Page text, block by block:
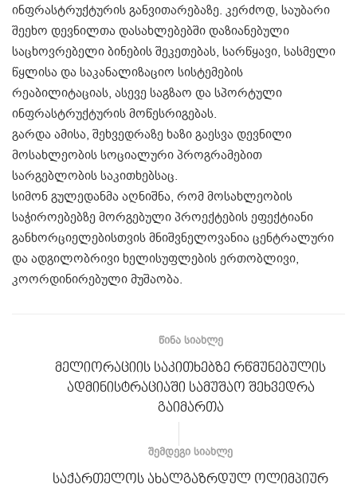
ინფრასტრუქტურის განვითარებაზე. კერძოდ, საუბარი
შეეხო დევნილთა დასახლებებში დაზიანებული
საცხოვრებელი ბინების შეკეთებას, სარწყავი, სასმელი
წყლისა და საკანალიზაციო სისტემების
რეაბილიტაციას, ასევე საგზაო და სპორტული
ინფრასტრუქტურის მოწესრიგებას.
გარდა ამისა, შეხვედრაზე ხაზი გაესვა დევნილი
მოსახლეობის სოციალური პროგრამებით
სარგებლობის საკითხებსაც.
სიმონ გულედანმა აღნიშნა, რომ მოსახლეობის
საჭიროებებზე მორგებული პროექტების ეფექტიანი
განხორციელებისთვის მნიშვნელოვანია ცენტრალური
და ადგილობრივი ხელისუფლების ერთობლივი,
კოორდინირებული მუშაობა.
ᲬᲘᲜᲐ ᲡᲘᲐᲮᲚᲔ
მელიორაციის საკითხებზე რწმუნებულის
ადმინისტრაციაში სამუშაო შეხვედრა
გაიმართა
ᲨᲔᲛᲓᲔᲒᲘ ᲡᲘᲐᲮᲚᲔ
საქართელოს ახალგაზრდულ ოლიმპიურ